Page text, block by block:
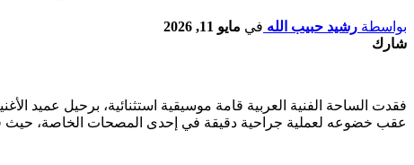
بواسطة رشيد حبيب الله في مايو 11, 2026
شارك
عقب خضوعه لعملية جراحية دقيقة في إحدى المصحات الخاصة، حيث